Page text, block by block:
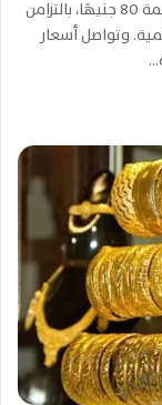
جنيهات للجرام، بينما انخفض سعر الجنيه الذهب بقيمة 80 جنيهًا، بالتزامن
وتواصل أسعار